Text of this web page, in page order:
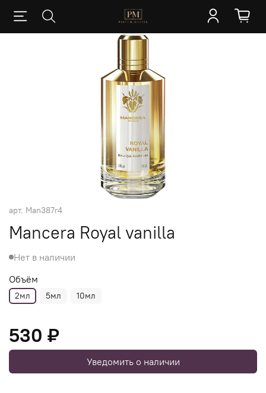
арт. Man387r4
Mancera Royal vanilla
Нет в наличии
Объём
2мл 5мл 10мл
530 ₽
Уведомить о наличии